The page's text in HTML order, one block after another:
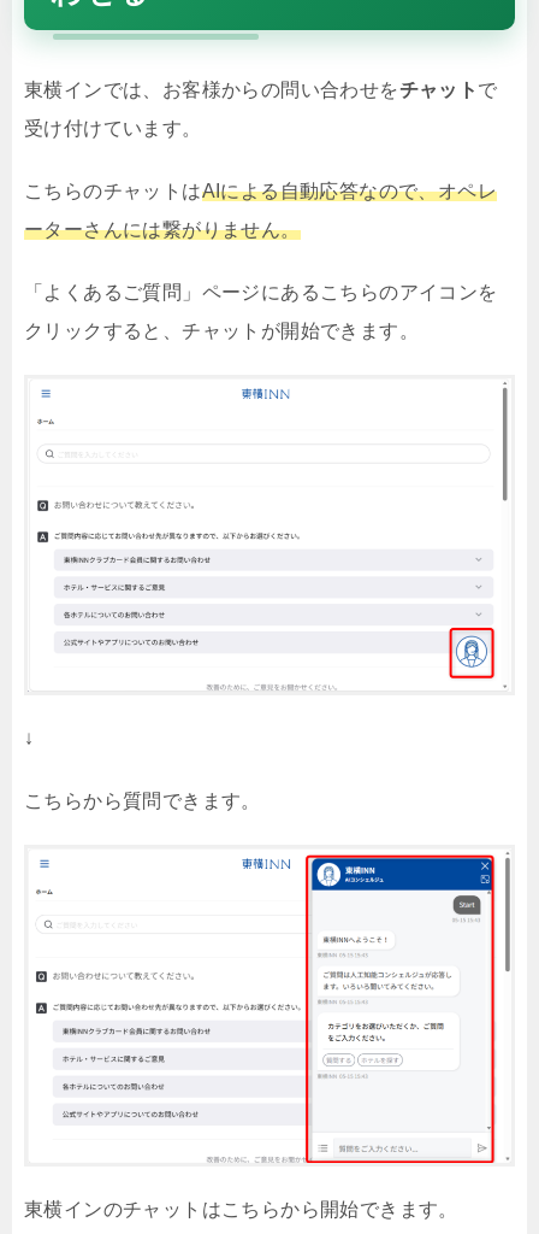
東横インでは、お客様からの問い合わせをチャット で
受け付けています。
こちらのチャットはAIによる自動応答なので、オペレ
ーターさんには繋がりません。
「よくあるご質問」ページにあるこちらのアイコンを
クリックすると、チャットが開始できます。
↓
こちらから質問できます。
東横インのチャットはこちらから開始できます。